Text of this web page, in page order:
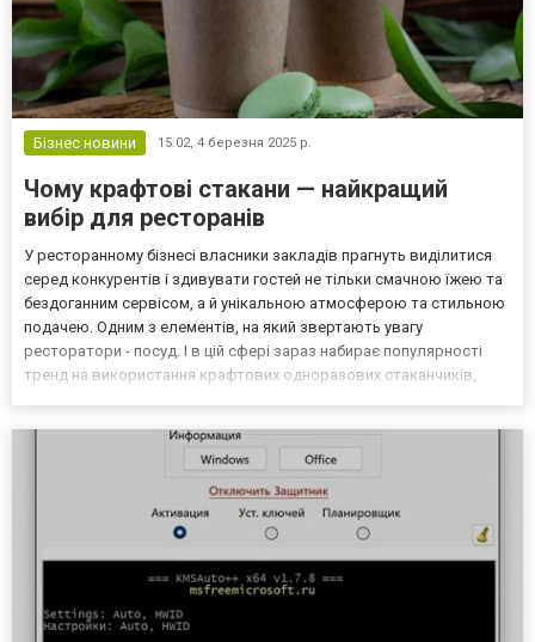
Бізнес новини 15:02, 4 березня 2025 р.
Чому крафтові стакани — найкращий
вибір для ресторанів
У ресторанному бізнесі власники закладів прагнуть виділитися
серед конкурентів і здивувати гостей не тільки смачною їжею та
бездоганним сервісом, а й унікальною атмосферою та стильною
подачею. Одним з елементів, на який звертають увагу
ресторатори - посуд. І в цій сфері зараз набирає популярності
тренд на використання крафтових одноразових стаканчиків,